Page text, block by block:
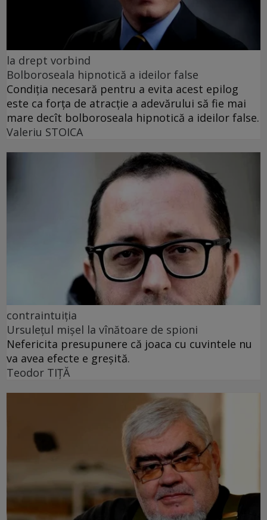
la drept vorbind
Bolboroseala hipnotică a ideilor false
Condiția necesară pentru a evita acest epilog
este ca forța de atracție a adevărului să fie mai
mare decît bolboroseala hipnotică a ideilor false.
Valeriu STOICA
contraintuiția
Ursulețul mișel la vînătoare de spioni
Nefericita presupunere că joaca cu cuvintele nu
va avea efecte e greșită.
Teodor TIŢĂ